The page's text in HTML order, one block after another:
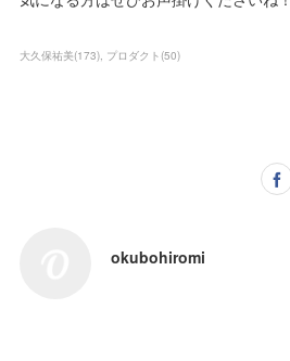
大久保祐美(173) プロダクト (50)
okubohiromi